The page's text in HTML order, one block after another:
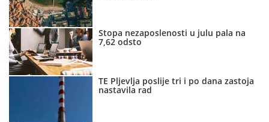
Stopa nezaposlenosti u julu pala na
7,62 odsto
TE Pljevlja poslije tri i po dana zastoja
nastavila rad